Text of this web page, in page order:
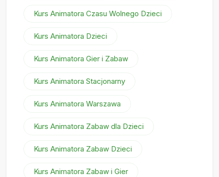
Kurs Animatora Czasu Wolnego Dzieci
Kurs Animatora Dzieci
Kurs Animatora Gier i Zabaw
Kurs Animatora Stacjonarny
Kurs Animatora Warszawa
Kurs Animatora Zabaw dla Dzieci
Kurs Animatora Zabaw Dzieci
Kurs Animatora Zabaw i Gier